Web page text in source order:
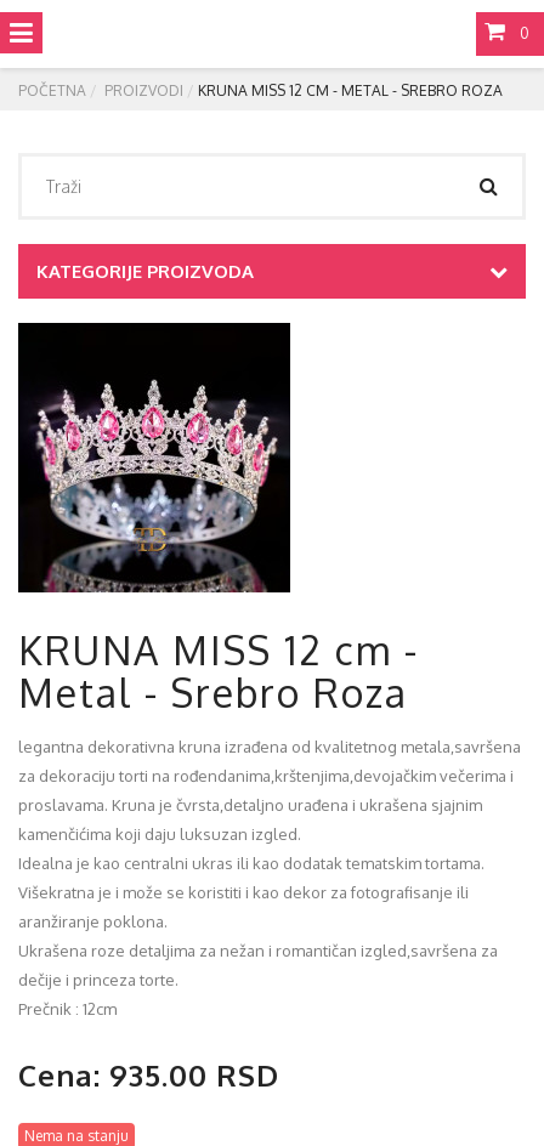
0
POČETNA PROIZVODI KRUNA MISS 12 CM - METAL - SREBRO ROZA
KATEGORIJE PROIZVODA
KRUNA MISS 12 cm -
Metal - Srebro Roza
legantna dekorativna kruna izrađena od kvalitetnog metala,savršena
za dekoraciju torti na rođendanima,krštenjima,devojačkim večerima i
proslavama. Kruna je čvrsta,detaljno urađena i ukrašena sjajnim
kamenčićima koji daju luksuzan izgled.
Idealna je kao centralni ukras ili kao dodatak tematskim tortama.
Višekratna je i može se koristiti i kao dekor za fotografisanje ili
aranžiranje poklona.
Ukrašena roze detaljima za nežan i romantičan izgled,savršena za
dečije i princeza torte.
Prečnik : 12cm
Cena: 935.00 RSD
Nema na stanju